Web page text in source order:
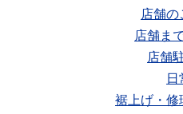
店舗の
店舗ま
店舗
日
裾上げ・修